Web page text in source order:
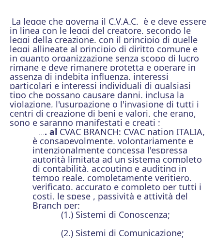
La legge che governa il C.V.A.C. è e deve essere
in linea con le leggi del creatore, secondo le
leggi della creazione, con il principio di quelle
leggi allineate al principio di diritto comune e
in quanto organizzazione senza scopo di lucro
rimane e deve rimanere protetta e operare in
assenza di indebita influenza, interessi
particolari e interessi individuali di qualsiasi
tipo che possano causare danni, inclusa la
violazione, l'usurpazione o l'invasione di tutti i
centri di creazione di beni e valori, che erano,
sono e saranno manifestati e creati ;
…. al CVAC BRANCH: CVAC nation ITALIA,
è consapevolmente, volontariamente e
intenzionalmente concessa l'espressa
autorità limitata ad un sistema completo
di contabilità, accouting e auditing in
tempo reale, completamente veritiero,
verificato, accurato e completo per tutti i
costi, le spese , passività e attività del
Branch per:
(1.) Sistemi di Conoscenza;
(2.) Sistemi di Comunicazione;